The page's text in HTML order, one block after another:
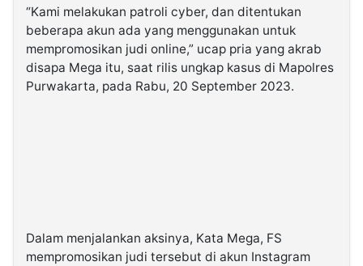
“Kami melakukan patroli cyber, dan ditentukan
beberapa akun ada yang menggunakan untuk
mempromosikan judi online,” ucap pria yang akrab
disapa Mega itu, saat rilis ungkap kasus di Mapolres
Purwakarta, pada Rabu, 20 September 2023.
Dalam menjalankan aksinya, Kata Mega, FS
mempromosikan judi tersebut di akun Instagram